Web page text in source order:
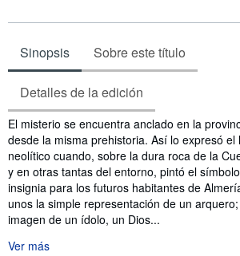
Sinopsis Sobre este título
Detalles de la edición
Sinopsis
El misterio se encuentra anclado en la
desde la misma prehistoria. Así lo expresó el
neolítico cuando, sobre la dura roca de la
y en otras tantas del entorno, pintó el
insignia para los futuros habitantes de
unos la simple representación de un
imagen de un ídolo, un Dios...
Ver más